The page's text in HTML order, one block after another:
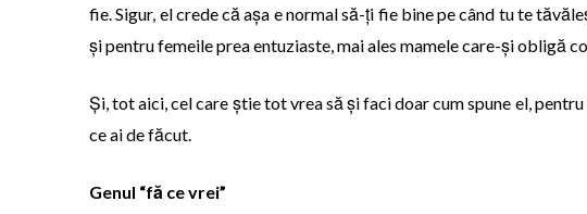
fie. Sigur, el crede că așa e normal să-ți fie bine pe când tu te
și pentru femeile prea entuziaste, mai ales mamele care-și obligă
Și, tot aici, cel care știe tot vrea să și faci doar cum spune el,
ce ai de făcut.
Genul “fă ce vrei”